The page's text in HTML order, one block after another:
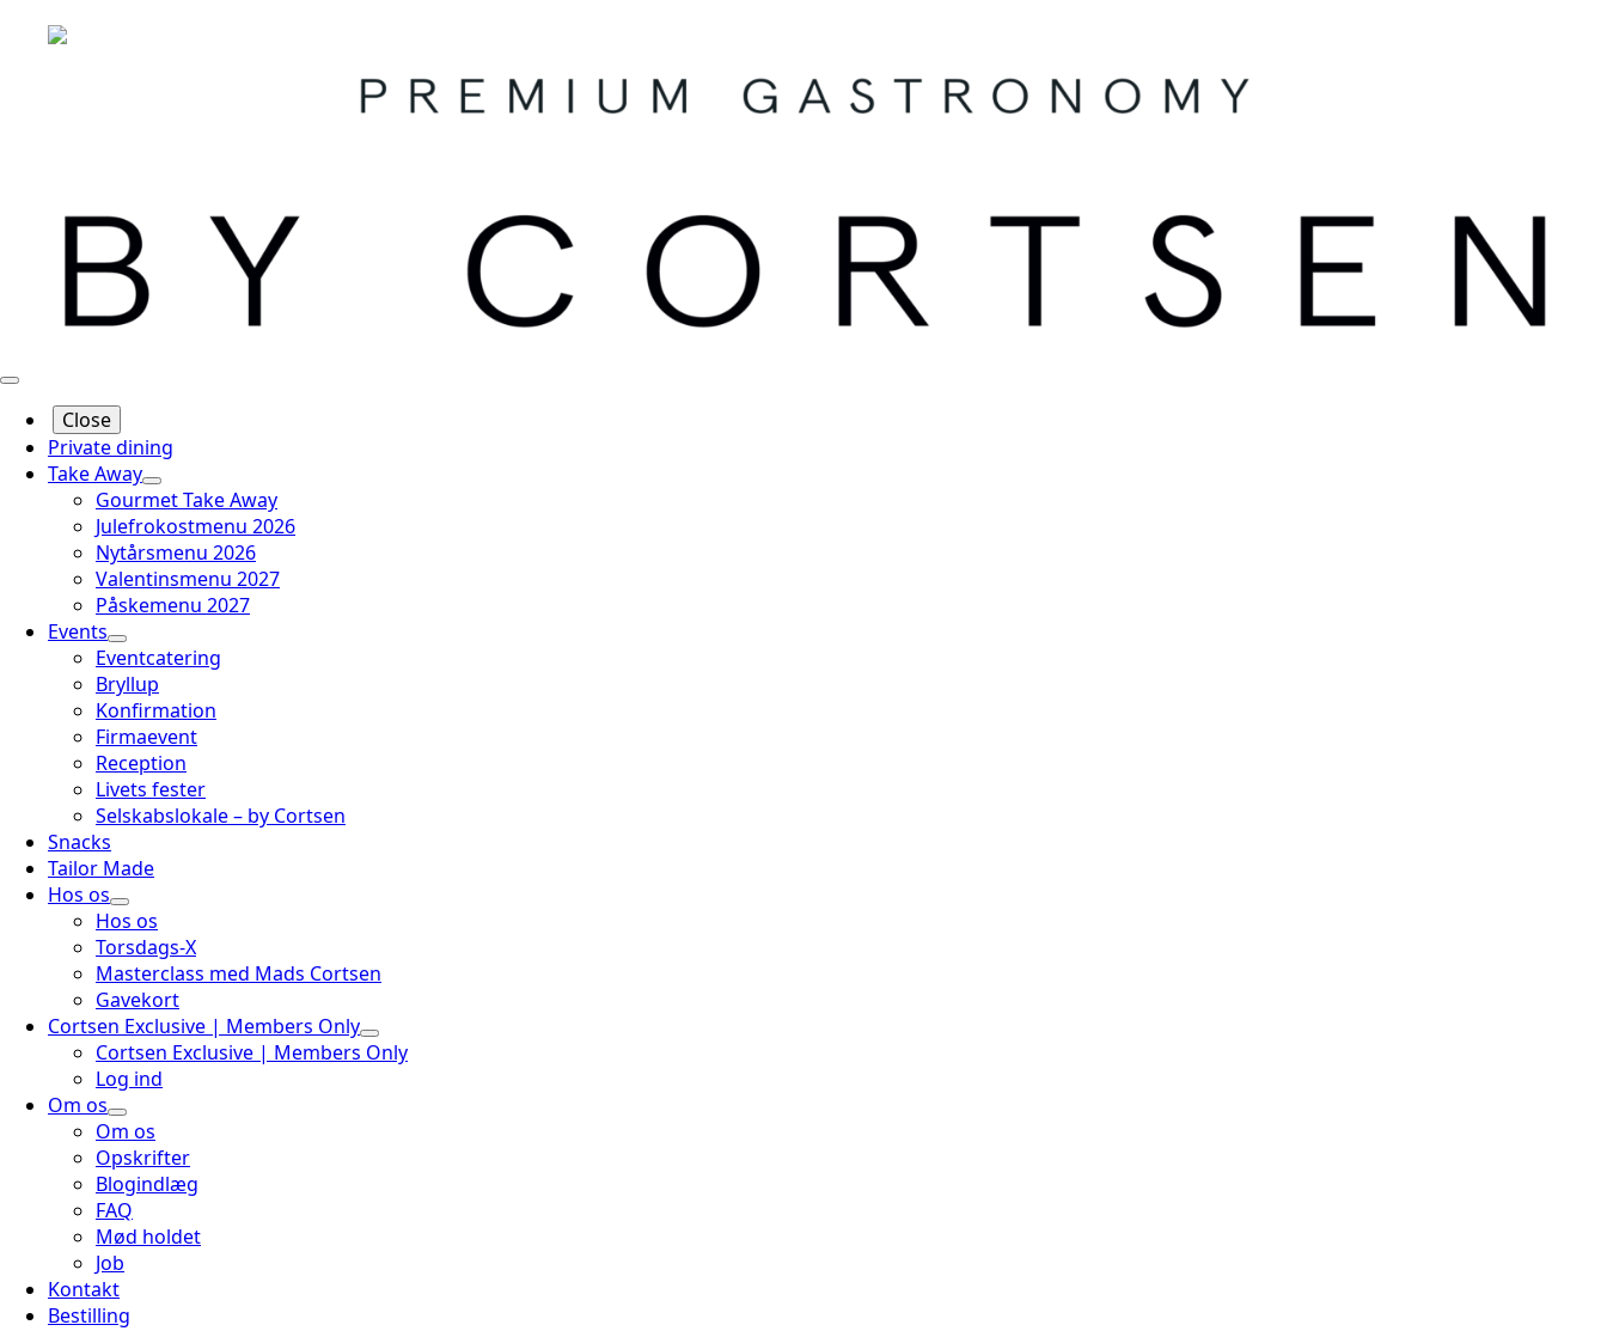
Close
Private dining
Take Away
Gourmet Take Away
Julefrokostmenu 2026
Nytårsmenu 2026
Valentinsmenu 2027
Påskemenu 2027
Events
Eventcatering
Bryllup
Konfirmation
Firmaevent
Reception
Livets fester
Selskabslokale – by Cortsen
Snacks
Tailor Made
Hos os
Hos os
Torsdags-X
Masterclass med Mads Cortsen
Gavekort
Cortsen Exclusive | Members Only
Cortsen Exclusive | Members Only
Log ind
Om os
Om os
Opskrifter
Blogindlæg
FAQ
Mød holdet
Job
Kontakt
Bestilling